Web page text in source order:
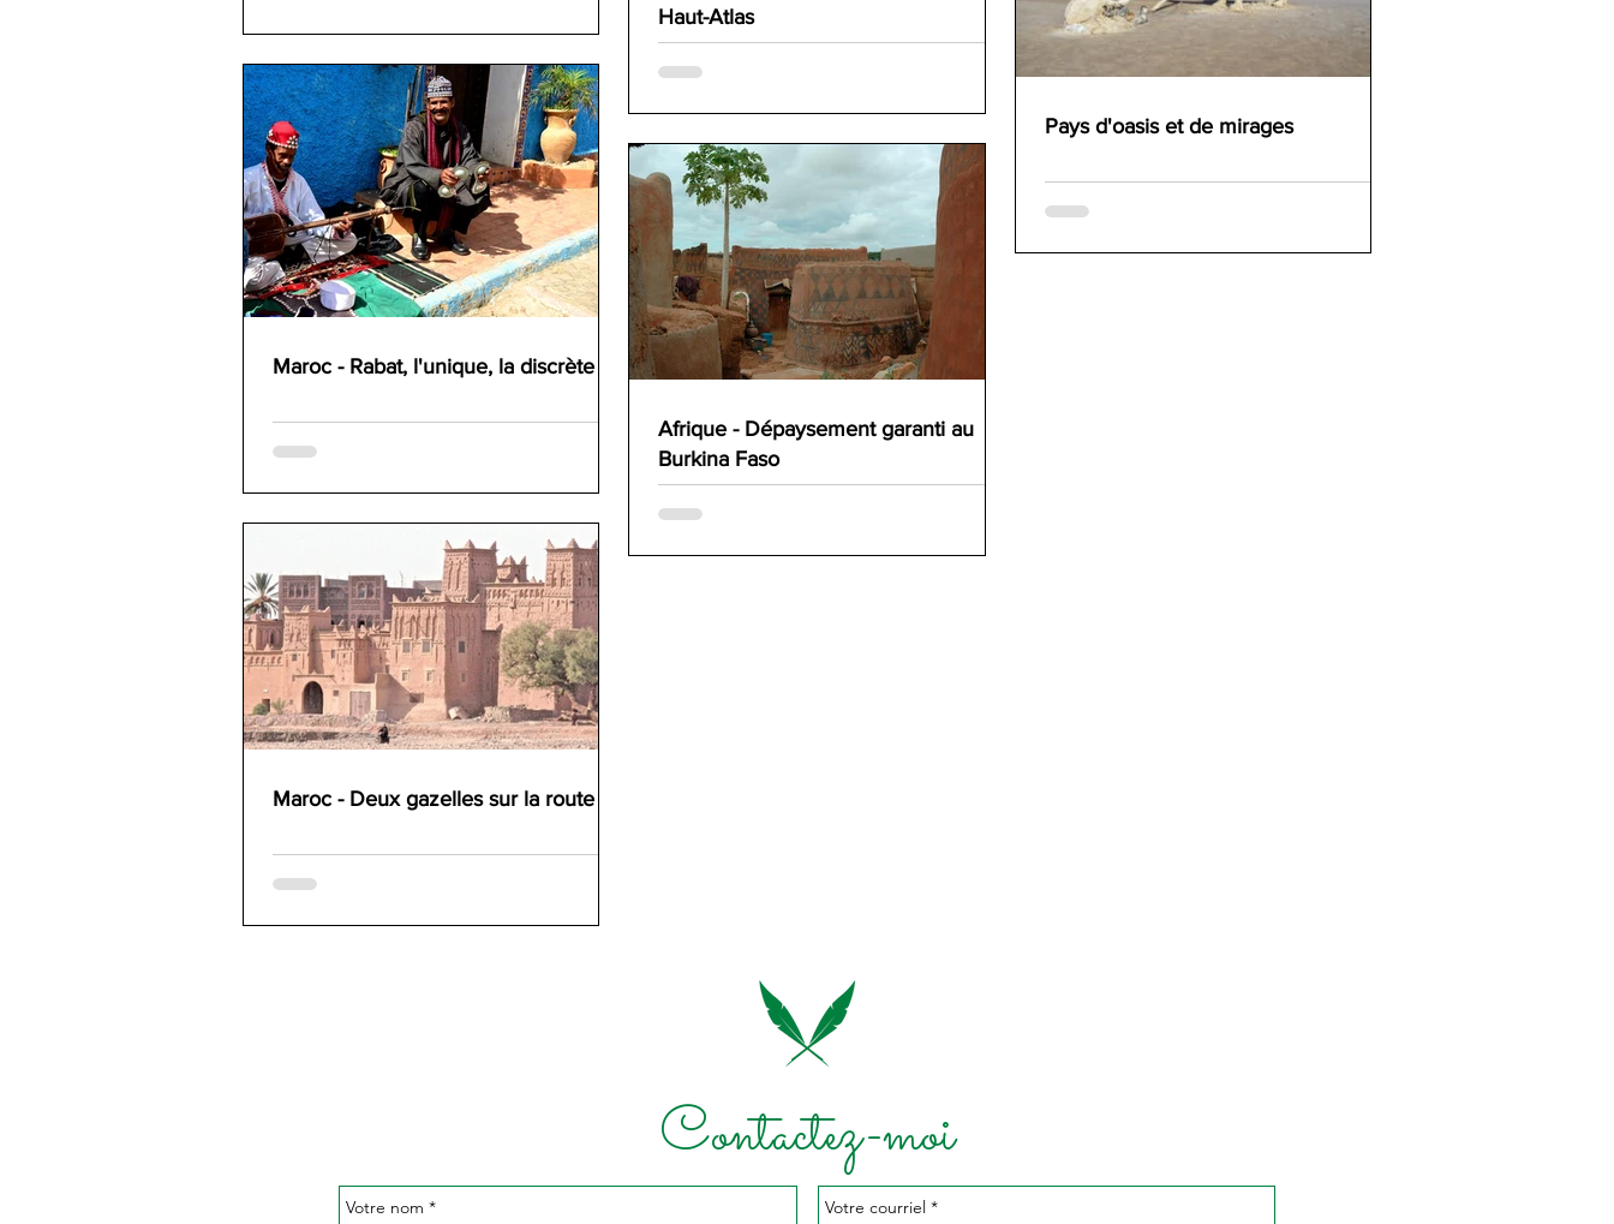
Maroc - Rabat, l'unique, la discrète
Haut-Atlas
Maroc - Deux gazelles sur la route
Afrique - Dépaysement garanti au
Burkina Faso
Pays d'oasis et de mirages
Contactez-moi